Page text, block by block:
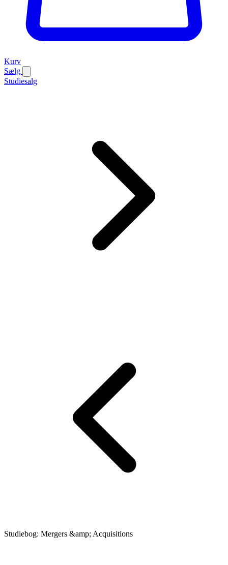
Kurv
Sælg
Studiesalg
Studiebog: Mergers &amp; Acquisitions